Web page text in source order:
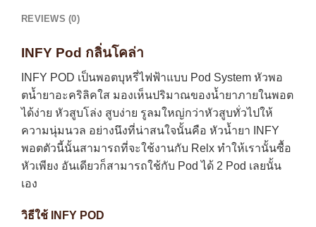
REVIEWS (0)
INFY Pod กลิ่นโคล่า
INFY POD เป็นพอตบุหรี่ไฟฟ้าแบบ Pod System หัวพอ
ตน้ำยาอะคริลิคใส มองเห็นปริมาณของน้ำยาภายในพอต
ได้ง่าย หัวสูบโล่ง สูบง่าย รูลมใหญ่กว่าหัวสูบทั่วไปให้
ความนุ่มนวล อย่างนึงที่น่าสนใจนั้นคือ หัวน้ำยา INFY
พอตตัวนี้นั้นสามารถที่จะใช้งานกับ Relx ทำให้เรานั้นซื้อ
หัวเพียง อันเดียวก็สามารถใช้กับ Pod ได้ 2 Pod เลยนั้น
เอง
วิธีใช้ INFY POD